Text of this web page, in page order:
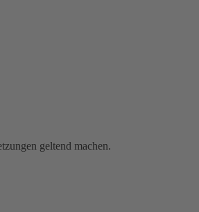
geltend machen.